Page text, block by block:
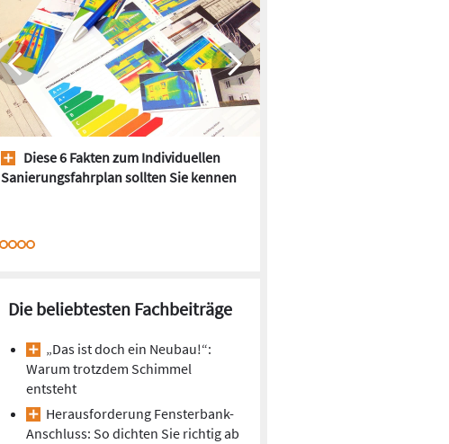
Diese 6 Fakten zum Individuellen
Sanierungsfahrplan sollten Sie kennen
Die beliebtesten Fachbeiträge
„Das ist doch ein Neubau!“:
Warum trotzdem Schimmel
entsteht
Herausforderung Fensterbank-
Anschluss: So dichten Sie richtig ab